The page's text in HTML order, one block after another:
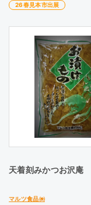
26春見本市出展
天着刻みかつお沢庵
マルツ食品㈱